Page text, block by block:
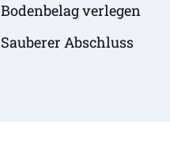
Bodenbelag verlegen
Sauberer Abschluss